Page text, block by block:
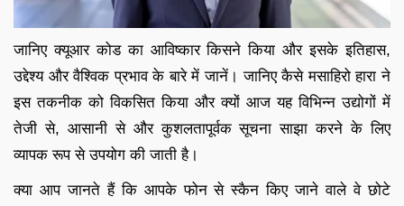
जानिए क्यूआर कोड का आविष्कार किसने किया और इसके इतिहास,
उद्देश्य और वैश्विक प्रभाव के बारे में जानें। जानिए कैसे मसाहिरो हारा ने
इस तकनीक को विकसित किया और क्यों आज यह विभिन्न उद्योगों में
तेजी से, आसानी से और कुशलतापूर्वक सूचना साझा करने के लिए
व्यापक रूप से उपयोग की जाती है।
क्या आप जानते हैं कि आपके फोन से स्कैन किए जाने वाले वे छोटे